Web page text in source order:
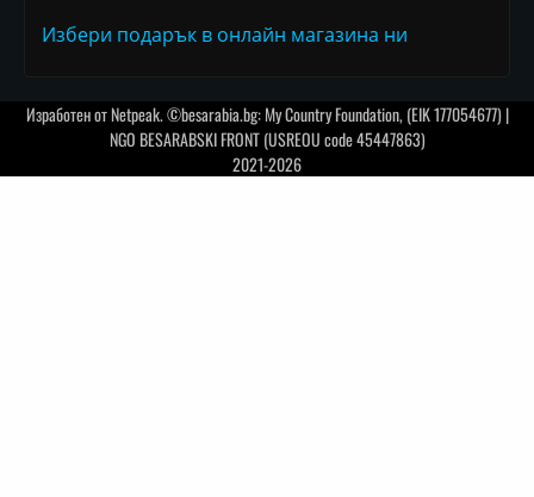
Избери подарък в онлайн магазина ни
Изработен отNetpeak. ©besarabia.bg: My Country Foundation, (EIK 177054677) |
NGO BESARABSKI FRONT (USREOU code 45447863)
2021-2026